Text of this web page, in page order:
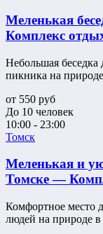
Меленькая
Комплекс
Небольшая беседка
пикника на
от 550 руб
До 10 человек
10:00 - 23:00
Томск
Меленькая и
Томске —
Комфортное место
людей на природе в